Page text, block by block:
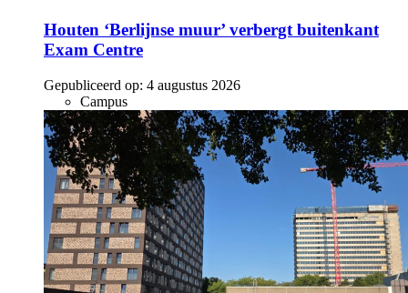
Houten ‘Berlijnse muur’ verbergt buitenkant
Exam Centre
Gepubliceerd op: 4 augustus 2026
Campus